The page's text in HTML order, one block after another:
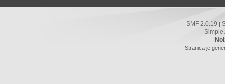
SMF 2.0.19
Simple
Stranica je